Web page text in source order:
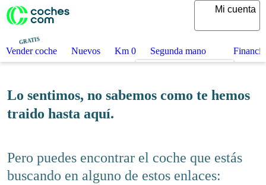
GRATIS
Vender coche Nuevos Km 0 Segunda mano
Mi cuenta
Lo sentimos, no sabemos como te hemos
traido hasta aquí.
Pero puedes encontrar el coche que estás
buscando en alguno de estos enlaces: